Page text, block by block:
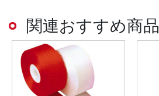
関連おすすめ商品